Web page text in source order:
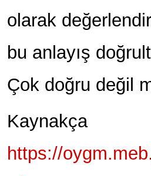
olarak
bu anlayış
Çok doğru değil
Kaynakça
https://